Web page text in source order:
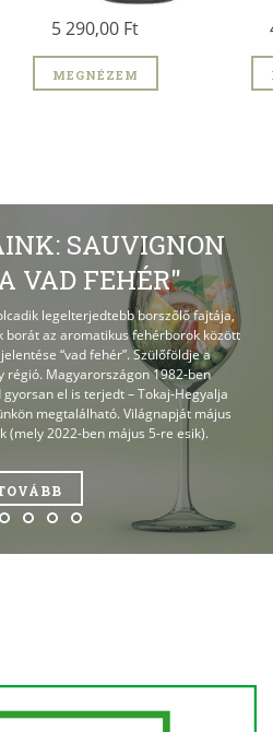
5 290,00 Ft
MEGNÉZEM
SAUVIGNON
VAD FEHÉR"
legelterjedtebb borszőlő fajtája,
borát az aromatikus fehérborok között
“vad fehér”. Szülőföldje a
régió. Magyarországon 1982-ben
el is terjedt – Tokaj-Hegyalja
megtalálható. Világnapját május
(mely 2022-ben május 5-re esik).
SHIRAZ"
FURMINT!"
VESSZŐ